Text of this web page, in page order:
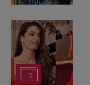
17